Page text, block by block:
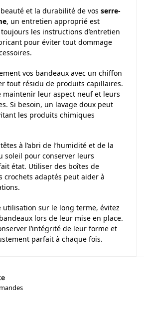
et la durabilité de vos serre-
, un entretien approprié est
les instructions d’entretien
pour éviter tout dommage
vos bandeaux avec un chiffon
tout résidu de produits capillaires.
maintenir leur aspect neuf et leurs
Si besoin, un lavage doux peut
les produits chimiques
à l’abri de l’humidité et de la
soleil pour conserver leurs
état. Utiliser des boîtes de
crochets adaptés peut aider à
utilisation sur le long terme, évitez
lors de leur mise en place.
l’intégrité de leur forme et
parfait à chaque fois.